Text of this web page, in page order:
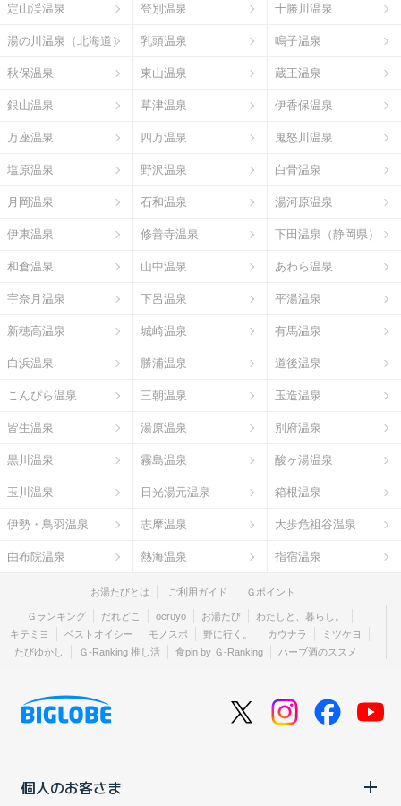
定山渓温泉 登別温泉 十勝川温泉
湯の川温泉（北海道） 乳頭温泉 鳴子温泉
秋保温泉 東山温泉 蔵王温泉
銀山温泉 草津温泉 伊香保温泉
万座温泉 四万温泉 鬼怒川温泉
塩原温泉 野沢温泉 白骨温泉
月岡温泉 石和温泉 湯河原温泉
伊東温泉 修善寺温泉 下田温泉（静岡県）
和倉温泉 山中温泉 あわら温泉
宇奈月温泉 下呂温泉 平湯温泉
新穂高温泉 城崎温泉 有馬温泉
白浜温泉 勝浦温泉 道後温泉
こんぴら温泉 三朝温泉 玉造温泉
皆生温泉 湯原温泉 別府温泉
黒川温泉 霧島温泉 酸ヶ湯温泉
玉川温泉 日光湯元温泉 箱根温泉
伊勢・鳥羽温泉 志摩温泉 大歩危祖谷温泉
由布院温泉 熱海温泉 指宿温泉
お湯たびとは ご利用ガイド Ｇポイント
Ｇランキング だれどこ ocruyo お湯たび
わたしと、暮らし。
キテミヨ
ベストオイシー モノスポ 野に行く。 カウナラ
ミツケヨ
たびゆかし
Ｇ-Ranking 推し活 食pin by Ｇ-Ranking ハーブ酒のススメ
個人のお客さま